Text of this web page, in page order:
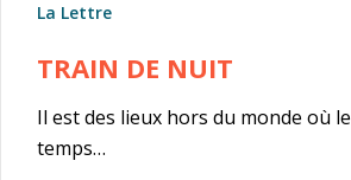
La Lettre
TRAIN DE NUIT
Il est des lieux hors du monde où le
temps…